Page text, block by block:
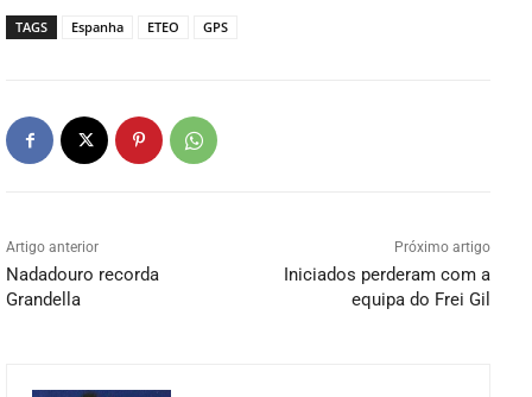
TAGS Espanha ETEO GPS
Artigo anterior
Nadadouro recorda
Grandella
Próximo artigo
Iniciados perderam com a
equipa do Frei Gil